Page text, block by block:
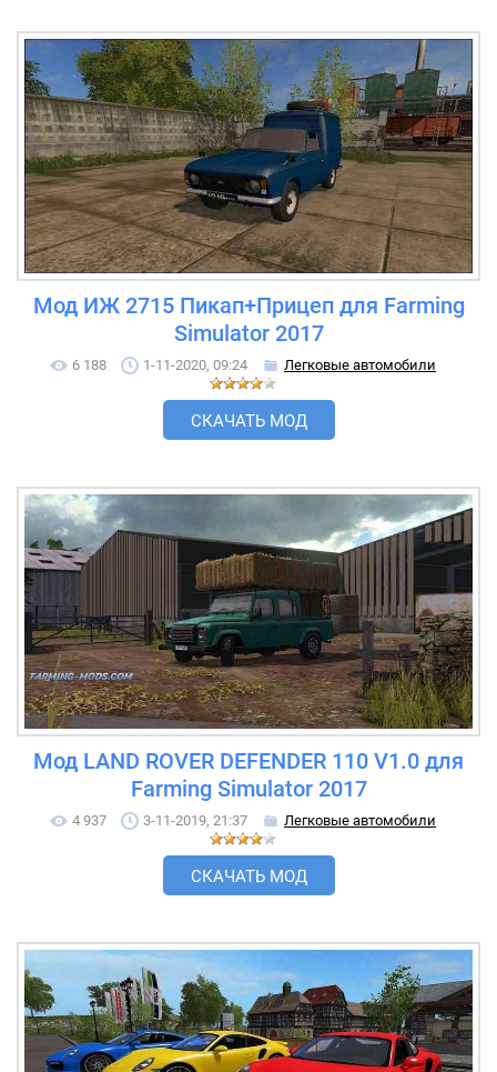
Мод ИЖ 2715 Пикап+Прицеп для Farming
Simulator 2017
6 188 1-11-2020, 09:24 Легковые автомобили
СКАЧАТЬ МОД
Мод LAND ROVER DEFENDER 110 V1.0 для
Farming Simulator 2017
4 937 3-11-2019, 21:37 Легковые автомобили
СКАЧАТЬ МОД